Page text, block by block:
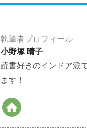
執筆者プロフィール
小野塚 晴子
読書好きのインドア派
ます！